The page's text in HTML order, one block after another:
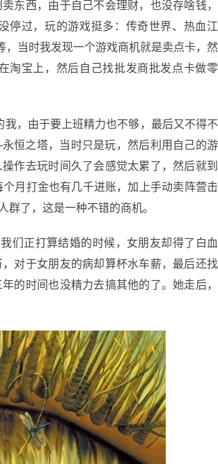
东西，由于自己不会理财，也没存啥钱，
停过，玩的游戏挺多：传奇世界、热血江
当时我发现一个游戏商机就是卖点卡，然
淘宝上，然后自己找批发商批发点卡做零
，由于要上班精力也不够，最后又不得不
恒之塔，当时只是玩，然后利用自己的游
作去玩时间久了会感觉太累了，然后就到
月打金也有几千进账，加上手动卖阵营击
了，这是一种不错的商机。
正打算结婚的时候，女朋友却得了白血
对于女朋友的病却算杯水车薪，最后还找
的时间也没精力去搞其他的了。她走后，